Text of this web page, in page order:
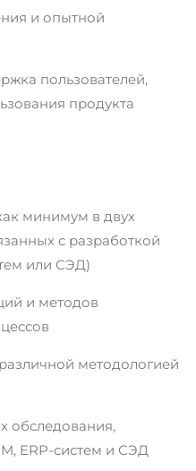
и опытной
пользователей,
продукта
минимум в двух
с разработкой
или СЭД)
и методов
методологией
обследования,
ERP-систем и СЭД